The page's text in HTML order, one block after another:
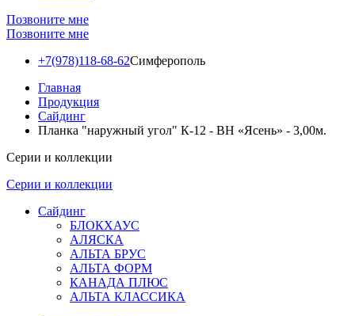
Позвоните мне
Позвоните мне
+7(978)118-68-62Симферополь
Главная
Продукция
Сайдинг
Планка "наружный угол" К-12 - ВН «Ясень» - 3,00м.
Серии и коллекции
Серии и коллекции
Сайдинг
БЛОКХАУС
АЛЯСКА
АЛЬТА БРУС
АЛЬТА ФОРМ
КАНАДА ПЛЮС
АЛЬТА КЛАССИКА